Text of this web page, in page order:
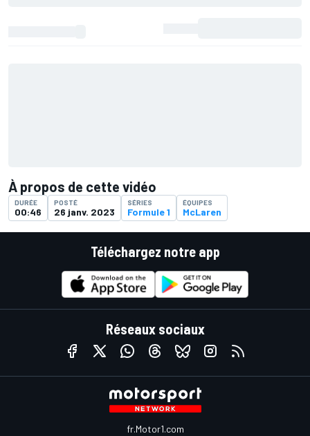
À propos de cette vidéo
DURÉE
00:46
POSTÉ
26 janv. 2023
SÉRIES
Formule 1
ÉQUIPES
McLaren
Téléchargez notre app
Réseaux sociaux
fr.Motor1.com